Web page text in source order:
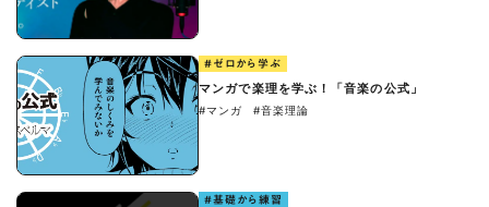
#ゼロから学ぶ
マンガで楽理を学ぶ！「音楽の公式」
#マンガ #音楽理論
#基礎から練習